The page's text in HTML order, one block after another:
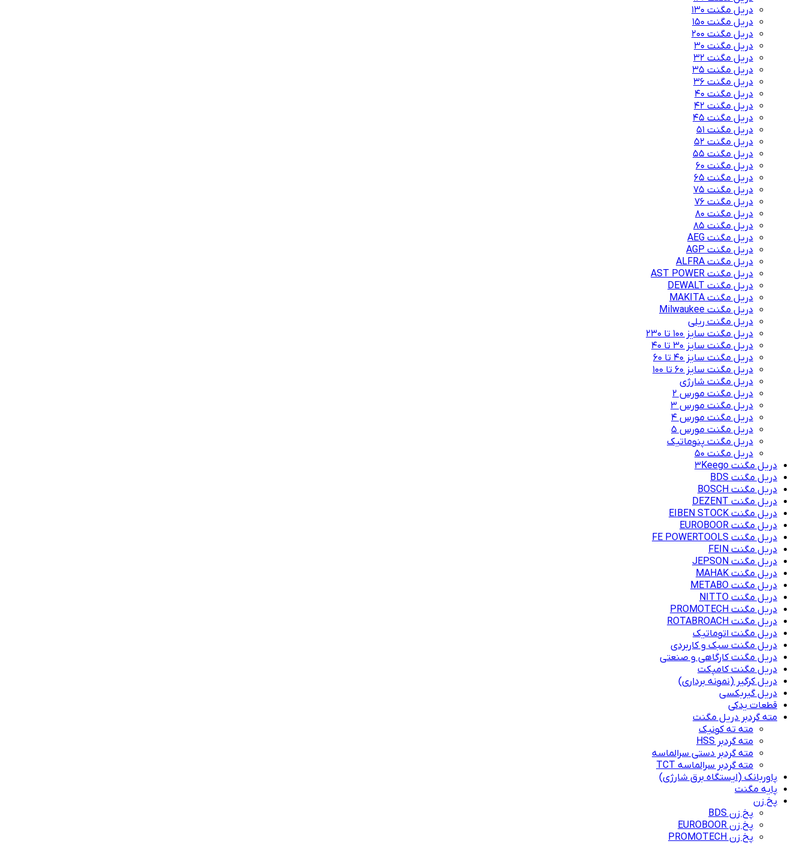
دریل مگنت 130
دریل مگنت 150
دریل مگنت 200
دریل مگنت 30
دریل مگنت 32
دریل مگنت 35
دریل مگنت 36
دریل مگنت 40
دریل مگنت 42
دریل مگنت 45
دریل مگنت 51
دریل مگنت 52
دریل مگنت 55
دریل مگنت 60
دریل مگنت 65
دریل مگنت 75
دریل مگنت 76
دریل مگنت 80
دریل مگنت 85
دریل مگنت AEG
دریل مگنت AGP
دریل مگنت ALFRA
دریل مگنت AST POWER
دریل مگنت DEWALT
دریل مگنت MAKITA
دریل مگنت Milwaukee
دریل مگنت ریلی
دریل مگنت سایز 100 تا 230
دریل مگنت سایز 30 تا 40
دریل مگنت سایز 40 تا 60
دریل مگنت سایز 60 تا 100
دریل مگنت شارژی
دریل مگنت مورس 2
دریل مگنت مورس 3
دریل مگنت مورس 4
دریل مگنت مورس 5
دریل مگنت پنوماتیک
دریل مگنت ۵۰
دریل مگنت 3Keego
دریل مگنت BDS
دریل مگنت BOSCH
دریل مگنت DEZENT
دریل مگنت EIBEN STOCK
دریل مگنت EUROBOOR
دریل مگنت FE POWERTOOLS
دریل مگنت FEIN
دریل مگنت JEPSON
دریل مگنت MAHAK
دریل مگنت METABO
دریل مگنت NITTO
دریل مگنت PROMOTECH
دریل مگنت ROTABROACH
دریل مگنت اتوماتیک
دریل مگنت سبک و کاربردی
دریل مگنت کارگاهی و صنعتی
دریل مگنت کامپکت
دریل کرگیر (نمونه برداری)
دریل گیربکسی
قطعات یدکی
مته گردبر دریل مگنت
مته ته کونیک
مته گردبر HSS
مته گردبر دستی سرالماسه
مته گردبر سرالماسه TCT
پاوربانک (ایستگاه برق شارژی)
پایه مگنت
پخ زن
پخ زن BDS
پخ زن EUROBOOR
پخ زن PROMOTECH